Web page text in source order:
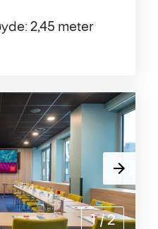
2,45 meter
1 /2